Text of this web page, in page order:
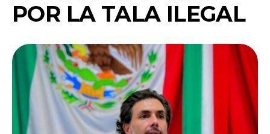
POR LA TALA ILEGAL